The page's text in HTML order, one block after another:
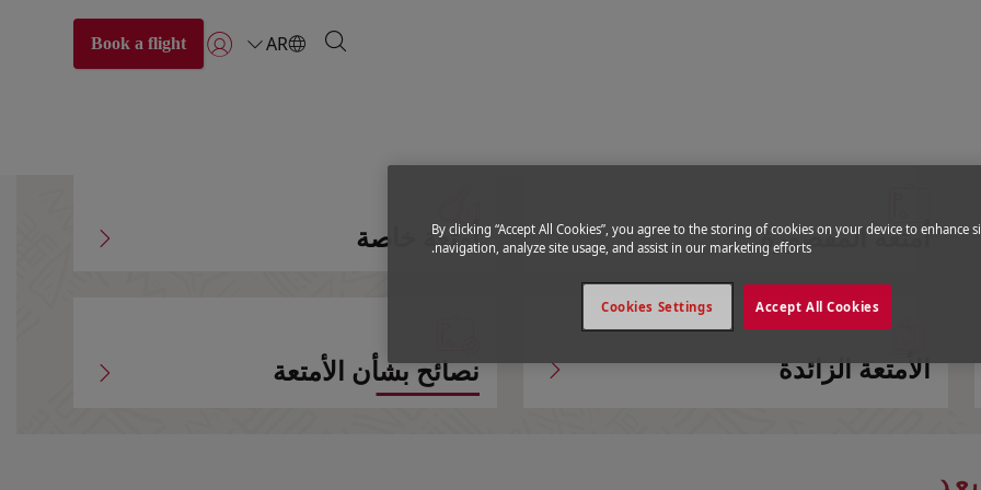
AR تسجيل الدخول | انضم)
Book a flight
أمتعة المقصورة أمتعة خاصة
الأمتعة الزائدة نصائح بشأن الأمتعة
By clicking “Accept All Cookies”, you agree to the storing of cookies on your device to enhance
navigation, analyze site usage, and assist in our marketing efforts.
Accept All Cookies
Cookies Settings